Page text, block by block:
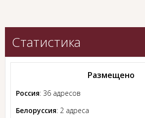
Статистика
Размещено
Россия: 36 адресов
Белоруссия: 2 адреса